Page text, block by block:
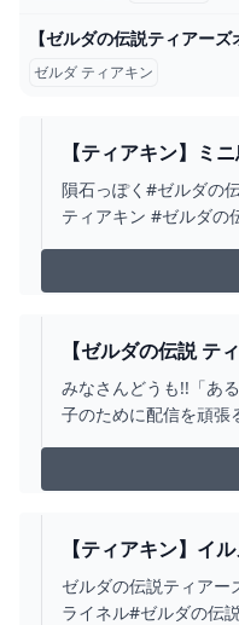
ゼルダ ティアキン
【ティアキン】ミ
メテオを当てる【
ザ キングダム】 -
隕石っぽく#ゼルダの
ティアキン #ゼルダの
【ゼルダの伝説 テ
38歳のティアキン
YOUTUBE
みなさんどうも!!「あ
子のために配信を頑張
くれると喜びます！
しくお願いします！
【ティアキン】イ
伝説ティアーズオブ ザキン
#ティアキン
ゼルダの伝説ティアー
ライネル#ゼルダの伝